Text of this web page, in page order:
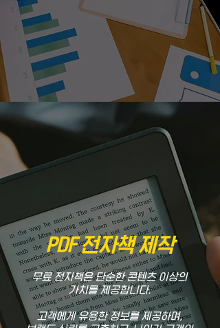
PDF 전자책 제작
무료 전자책은 단순한 콘텐츠 이상의
가치를 제공합니다.
고객에게 유용한 정보를 제공하며,